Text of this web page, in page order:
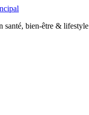
santé, bien-être & lifestyle